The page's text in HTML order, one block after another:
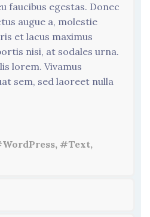
faucibus egestas. Donec
augue a, molestie
et lacus maximus
nisi, at sodales urna.
lorem. Vivamus
sem, sed laoreet nulla
#Text,